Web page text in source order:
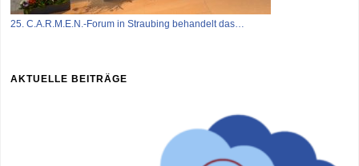
25. C.A.R.M.E.N.-Forum in Straubing behandelt das…
AKTUELLE BEITRÄGE